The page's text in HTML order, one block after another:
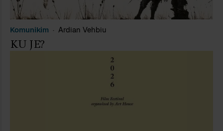
Komunikim Ardian Vehbiu
KU JE?